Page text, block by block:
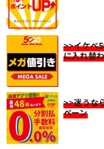
>>イケベ
に入れ替
>>迷うな
ペーン